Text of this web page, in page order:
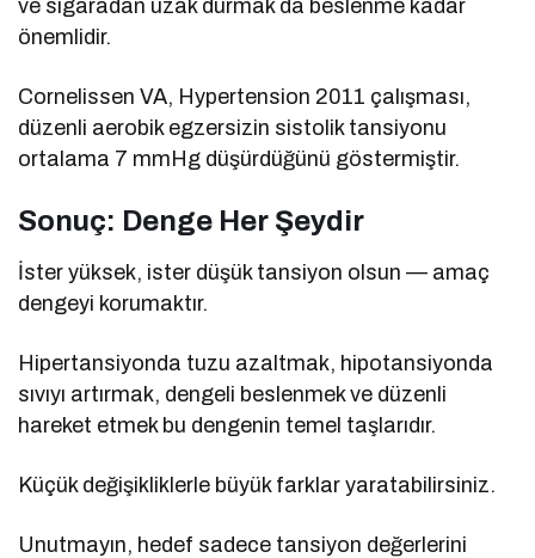
ve sigaradan uzak durmak da beslenme kadar
önemlidir.
Cornelissen VA, Hypertension 2011 çalışması,
düzenli aerobik egzersizin sistolik tansiyonu
ortalama 7 mmHg düşürdüğünü göstermiştir.
Sonuç: Denge Her Şeydir
İster yüksek, ister düşük tansiyon olsun — amaç
dengeyi korumaktır.
Hipertansiyonda tuzu azaltmak, hipotansiyonda
sıvıyı artırmak, dengeli beslenmek ve düzenli
hareket etmek bu dengenin temel taşlarıdır.
Küçük değişikliklerle büyük farklar yaratabilirsiniz.
Unutmayın, hedef sadece tansiyon değerlerini